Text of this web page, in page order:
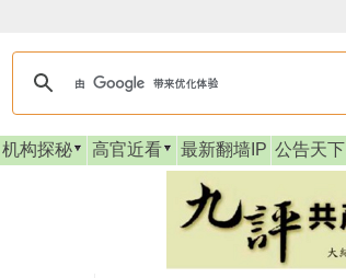
机构探秘 高官近看 最新翻墙IP 公告天下